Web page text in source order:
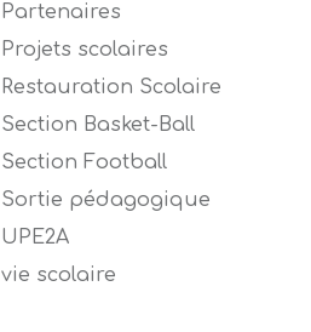
Partenaires
Projets scolaires
Restauration Scolaire
Section Basket-Ball
Section Football
Sortie pédagogique
UPE2A
vie scolaire